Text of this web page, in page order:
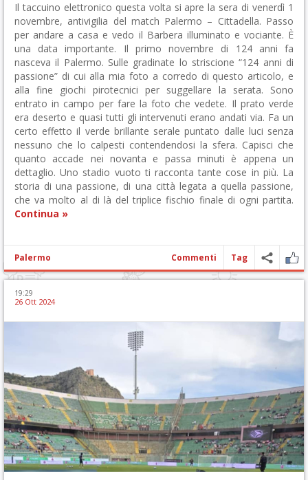
Il taccuino elettronico questa volta si apre la sera di venerdì 1
novembre, antivigilia del match Palermo – Cittadella. Passo
per andare a casa e vedo il Barbera illuminato e vociante. È
una data importante. Il primo novembre di 124 anni fa
nasceva il Palermo. Sulle gradinate lo striscione “124 anni di
passione” di cui alla mia foto a corredo di questo articolo, e
alla fine giochi pirotecnici per suggellare la serata. Sono
entrato in campo per fare la foto che vedete. Il prato verde
era deserto e quasi tutti gli intervenuti erano andati via. Fa un
certo effetto il verde brillante serale puntato dalle luci senza
nessuno che lo calpesti contendendosi la sfera. Capisci che
quanto accade nei novanta e passa minuti è appena un
dettaglio. Uno stadio vuoto ti racconta tante cose in più. La
storia di una passione, di una città legata a quella passione,
che va molto al di là del triplice fischio finale di ogni partita.
Continua »
Palermo Commenti Tag
19:29
26 Ott 2024